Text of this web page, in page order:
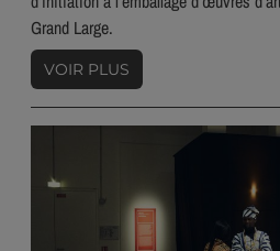
Grand Large.
VOIR PLUS